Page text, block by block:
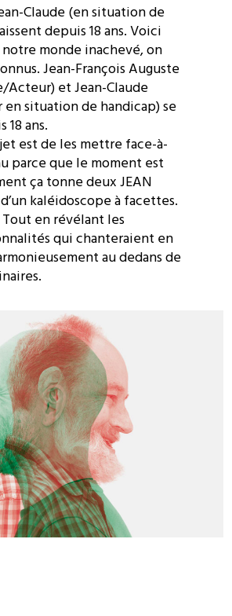
Claude (en situation de
depuis 18 ans. Voici
monde inachevé, on
Jean-François Auguste
et Jean-Claude
situation de handicap) se
ans.
est de les mettre face-à-
parce que le moment est
ça tonne deux JEAN
kaléidoscope à facettes.
en révélant les
qui chanteraient en
au dedans de